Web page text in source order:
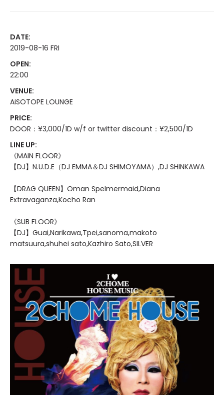
DATE:
2019-08-16 FRI
OPEN:
22:00
VENUE:
AiSOTOPE LOUNGE
PRICE:
DOOR：¥3,000/1D w/f or twitter discount：¥2,500/1D
LINE UP:
《MAIN FLOOR》
【DJ】N.U.D.E（DJ EMMA＆DJ SHIMOYAMA）,DJ SHINKAWA
【DRAG QUEEN】Oman Spelmermaid,Diana
Extravaganza,Kocho Ran
《SUB FLOOR》
【DJ】Guai,Narikawa,Tpei,sanoma,makoto
matsuura,shuhei sato,Kazhiro Sato,SILVER